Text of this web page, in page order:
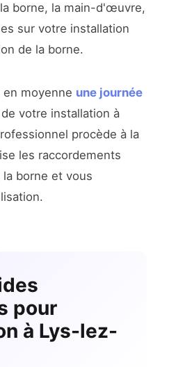
borne, la main-d'œuvre,
sur votre installation
de la borne.
moyenne une journée
votre installation à
procède à la
les raccordements
borne et vous
pour
à Lys-lez-